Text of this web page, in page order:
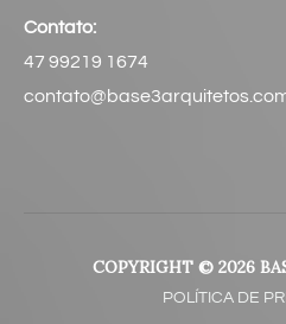
Contato:
47 99219 1674
COPYRIGHT © 2026
POLÍTICA DE